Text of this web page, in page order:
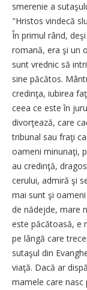
smerenie a
"Hristos vindecă
În primul rând,
romană, era şi un
sunt vrednic să
sine păcătos.
credinţa, iubirea
ceea ce este în
divorţează, care
tribunal sau fraţi
oameni minunaţi,
au credinţă,
cerului, admiră şi
mai sunt şi
de nădejde, mare
este păcătoasă, e
pe lângă care
sutaşul din
viaţă. Dacă ar
mamele care nasc